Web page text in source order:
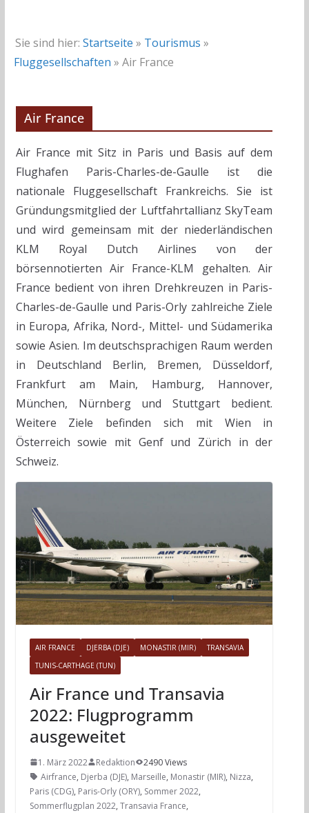
Sie sind hier: Startseite » Tourismus »
Fluggesellschaften » Air France
Air France
Air France mit Sitz in Paris und Basis auf dem
Flughafen Paris-Charles-de-Gaulle ist die
nationale Fluggesellschaft Frankreichs. Sie ist
Gründungsmitglied der Luftfahrtallianz SkyTeam
und wird gemeinsam mit der niederländischen
KLM Royal Dutch Airlines von der
börsennotierten Air France-KLM gehalten. Air
France bedient von ihren Drehkreuzen in Paris-
Charles-de-Gaulle und Paris-Orly zahlreiche Ziele
in Europa, Afrika, Nord-, Mittel- und Südamerika
sowie Asien. Im deutschsprachigen Raum werden
in Deutschland Berlin, Bremen, Düsseldorf,
Frankfurt am Main, Hamburg, Hannover,
München, Nürnberg und Stuttgart bedient.
Weitere Ziele befinden sich mit Wien in
Österreich sowie mit Genf und Zürich in der
Schweiz.
AIR FRANCE DJERBA (DJE) MONASTIR (MIR)
TRANSAVIA
TUNIS-CARTHAGE (TUN)
Air France und Transavia
2022: Flugprogramm
ausgeweitet
1. März 2022 Redaktion
2490 Views
Airfrance, Djerba (DJE), Marseille, Monastir (MIR), Nizza,
Paris (CDG), Paris-Orly (ORY), Sommer 2022,
Sommerflugplan 2022, Transavia France,